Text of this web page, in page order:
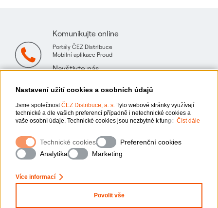
Nastavení užití cookies a osobních údajů
Jsme společnostČEZ Distribuce, a. s. Tyto webové stránky využívají
technické a dle vašich preferencí případně i netechnické cookies a
vaše osobní údaje. Technické cookies jsou nezbytné k fungování
webové stránky vašim preferencím, k personalizaci reklam a analytice.
Pro sběr a zpracování netechnických cookies a vašich osobních údajů,
nám můžete udělit souhlas. Bližší informace o vašich právech,
zpracování osobních údajů, včetně možnosti odvolání udělených
Číst dále
Technické cookies
Preferenční cookies
Analytika
Marketing
Více informací
Povolit vše
Komunikujte online
Portály ČEZ Distribuce
Mobilní aplikace Proud
Navštivte nás
Ochrana osobních údajů
Zeptejte se nás